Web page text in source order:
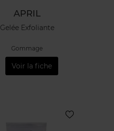
APRIL
Gelée Exfoliante
Gommage
Voir la fiche